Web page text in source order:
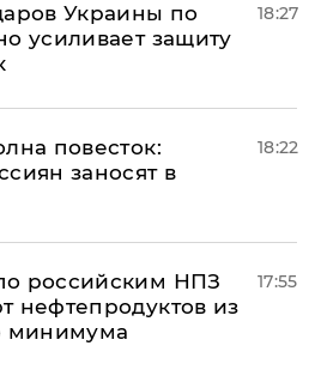
Украины по
усиливает защиту
18:27
повесток:
заносят в
18:22
российским НПЗ
нефтепродуктов из
минимума
17:55